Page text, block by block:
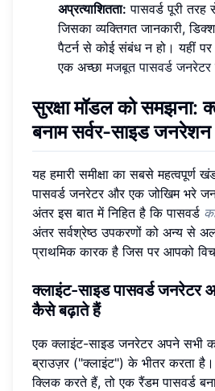
अप्रत्याशितता: पासवर्ड पूरी तरह
जिसका व्यक्तिगत जानकारी,
पैटर्न से कोई संबंध न हो। यहीं
एक अच्छामजबूत पासवर्ड जनरेटर
सुरक्षा मॉडल को समझना:
बनाम सर्वर-साइड जनरेशन
यह हमारी समीक्षा का सबसे महत्वपूर्ण
पासवर्ड जनरेटर और एक जोखिम भरे
अंतर इस बात में निहित है कि पासवर्ड
अंतर सर्वश्रेष्ठ उपकरणों को अन्य से
प्राथमिक कारक है जिस पर आपको
क्लाइंट-साइड पासवर्ड जनरेटर
कैसे बढ़ाते हैं
एक क्लाइंट-साइड जनरेटर अपने सभी
ब्राउज़र ("क्लाइंट") के भीतर करता
क्लिक करते हैं, तो एक रैंडम पासवर्ड